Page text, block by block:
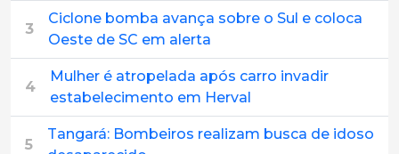
3
Ciclone bomba avança sobre o Sul e coloca
Oeste de SC em alerta
4
Mulher é atropelada após carro invadir
estabelecimento em Herval
5
Tangará: Bombeiros realizam busca de idoso